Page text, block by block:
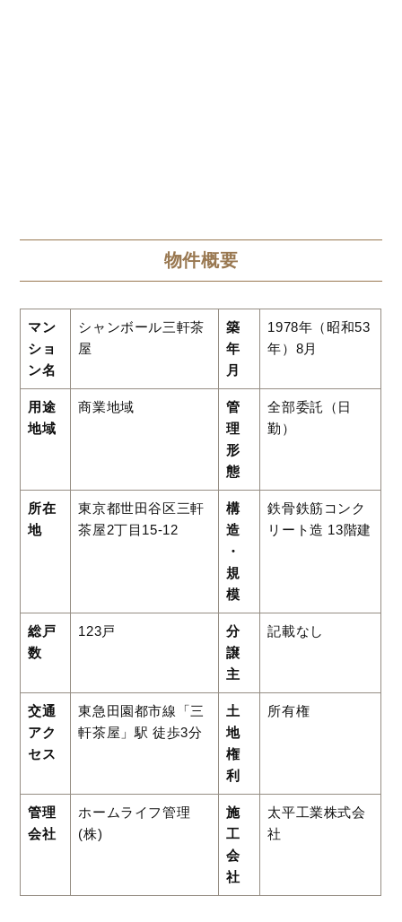
物件概要
マン
ショ
ン名
シャンボール三軒茶
屋
築
年
月
1978年（昭和53
年）8月
用途
地域
商業地域
管
理
形
態
全部委託（日
勤）
所在
地
東京都世田谷区三軒
茶屋2丁目15-12
構
造
・
規
模
鉄骨鉄筋コンク
リート造 13階建
総戸
数
123戸
分
譲
主
記載なし
交通
アク
セス
東急田園都市線「三
軒茶屋」駅 徒歩3分
土
地
権
利
所有権
管理
会社
ホームライフ管理
(株)
施
工
会
社
太平工業株式会
社